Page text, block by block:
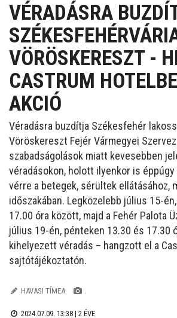
VÉRADÁSRA
VÖRÖSKERESZT -
CASTRUM
AKCIÓ
Véradásra buzdítja Székesfehér
Vöröskereszt Fejér Vármegyei
szabadságolások miatt kevesebben
véradásokon, holott ilyenkor is éppúgy
vérre a betegek, sérültek ellátásához,
időszakában. Legközelebb július 15-
17.00 óra között, majd a Fehér Palota
július 19-én, pénteken 13.30 és 17.30
kihelyezett véradás – hangzott el a
sajtótájékoztatón.
HAVASI TÍMEA .
2024.07.09. 13:38 | 2 ÉVE